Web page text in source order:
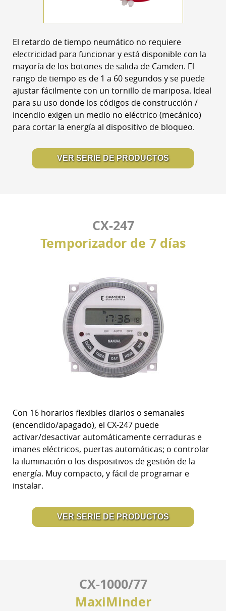
El retardo de tiempo neumático no requiere
electricidad para funcionar y está disponible con la
mayoría de los botones de salida de Camden. El
rango de tiempo es de 1 a 60 segundos y se puede
ajustar fácilmente con un tornillo de mariposa. Ideal
para su uso donde los códigos de construcción /
incendio exigen un medio no eléctrico (mecánico)
para cortar la energía al dispositivo de bloqueo.
VER SERIE DE PRODUCTOS
CX-247
Temporizador de 7 días
Con 16 horarios flexibles diarios o semanales
(encendido/apagado), el CX-247 puede
activar/desactivar automáticamente cerraduras e
imanes eléctricos, puertas automáticas; o controlar
la iluminación o los dispositivos de gestión de la
energía. Muy compacto, y fácil de programar e
instalar.
VER SERIE DE PRODUCTOS
CX-1000/77
MaxiMinder